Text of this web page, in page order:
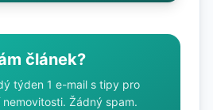
článek?
týden 1 e-mail s tipy pro
Žádný spam.